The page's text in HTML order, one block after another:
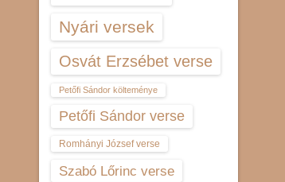
Nyári versek
Osvát Erzsébet verse
Petőfi Sándor költeménye
Petőfi Sándor verse
Romhányi József verse
Szabó Lőrinc verse